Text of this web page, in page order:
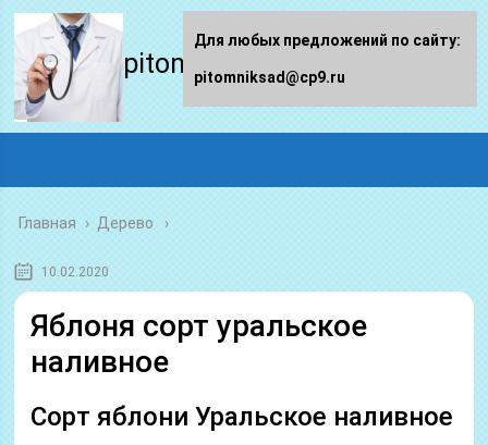
pitomniksad.ru
Главная › Дерево
10.02.2020
Яблоня сорт уральское
наливное
Сорт яблони Уральское наливное
Для любых предложений по сайту:
pitomniksad@cp9.ru